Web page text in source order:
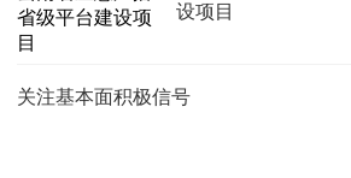
设项目
关注基本面积极信号